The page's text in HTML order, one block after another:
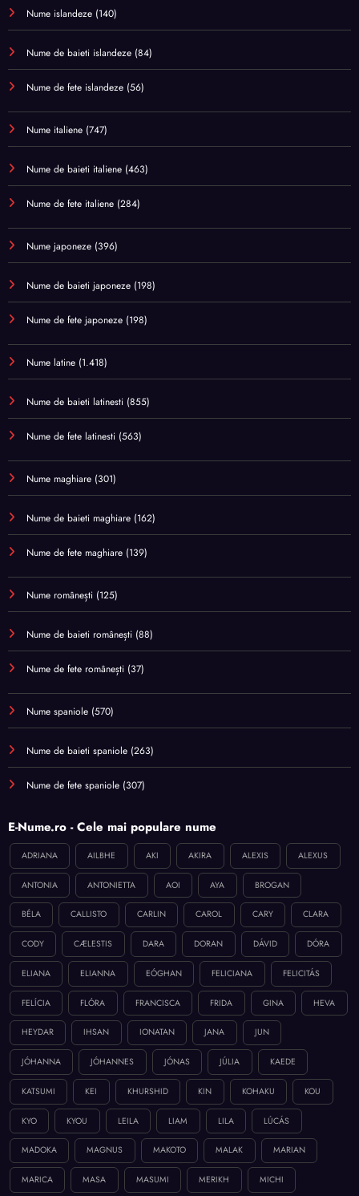
Nume islandeze (140)
Nume de baieti islandeze (84)
Nume de fete islandeze (56)
Nume italiene (747)
Nume de baieti italiene (463)
Nume de fete italiene (284)
Nume japoneze (396)
Nume de baieti japoneze (198)
Nume de fete japoneze (198)
Nume latine (1.418)
Nume de baieti latinesti (855)
Nume de fete latinesti (563)
Nume maghiare (301)
Nume de baieti maghiare (162)
Nume de fete maghiare (139)
Nume românești (125)
Nume de baieti românești (88)
Nume de fete românești (37)
Nume spaniole (570)
Nume de baieti spaniole (263)
Nume de fete spaniole (307)
E-Nume.ro - Cele mai populare nume
ADRIANA AILBHE AKI AKIRA ALEXIS ALEXUS
ANTONIA ANTONIETTA AOI AYA BROGAN
BÉLA CALLISTO CARLIN CAROL CARY CLARA
CODY CÆLESTIS DARA DORAN DÁVID DÓRA
ELIANA ELIANNA EÓGHAN FELICIANA FELICITÁS
FELÍCIA FLÓRA FRANCISCA FRIDA GINA HEVA
HEYDAR IHSAN IONATAN JANA JUN
JÓHANNA JÓHANNES JÓNAS JÚLIA KAEDE
KATSUMI KEI KHURSHID KIN KOHAKU KOU
KYO KYOU LEILA LIAM LILA LÚCÁS
MADOKA MAGNUS MAKOTO MALAK MARIAN
MARICA MASA MASUMI MERIKH MICHI